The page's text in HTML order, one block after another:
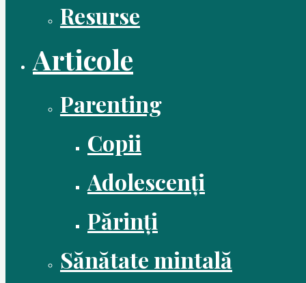
Resurse
Articole
Parenting
Copii
Adolescenți
Părinți
Sănătate mintală